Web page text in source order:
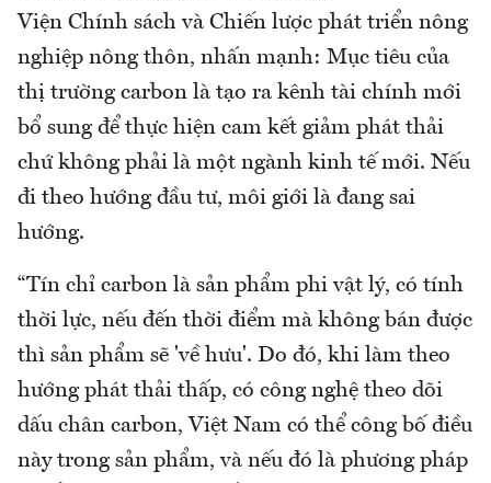
Viện Chính sách và Chiến lược phát triển nông
nghiệp nông thôn, nhấn mạnh: Mục tiêu của
thị trường carbon là tạo ra kênh tài chính mới
bổ sung để thực hiện cam kết giảm phát thải
chứ không phải là một ngành kinh tế mới. Nếu
đi theo hướng đầu tư, môi giới là đang sai
hướng.
“Tín chỉ carbon là sản phẩm phi vật lý, có tính
thời lực, nếu đến thời điểm mà không bán được
thì sản phẩm sẽ 'về hưu'. Do đó, khi làm theo
hướng phát thải thấp, có công nghệ theo dõi
dấu chân carbon, Việt Nam có thể công bố điều
này trong sản phẩm, và nếu đó là phương pháp